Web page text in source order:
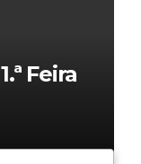
Feira